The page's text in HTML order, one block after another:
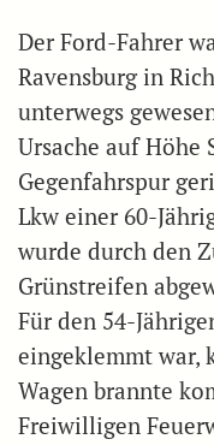
Der Ford-Fahrer
Ravensburg in
unterwegs
Ursache auf Höhe
Gegenfahrspur
Lkw einer 60-
wurde durch den
Grünstreifen
Für den 54-
eingeklemmt war,
Wagen brannte
Freiwilligen